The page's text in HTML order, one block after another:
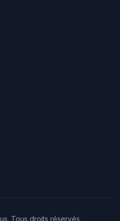
Tous droits réservés.